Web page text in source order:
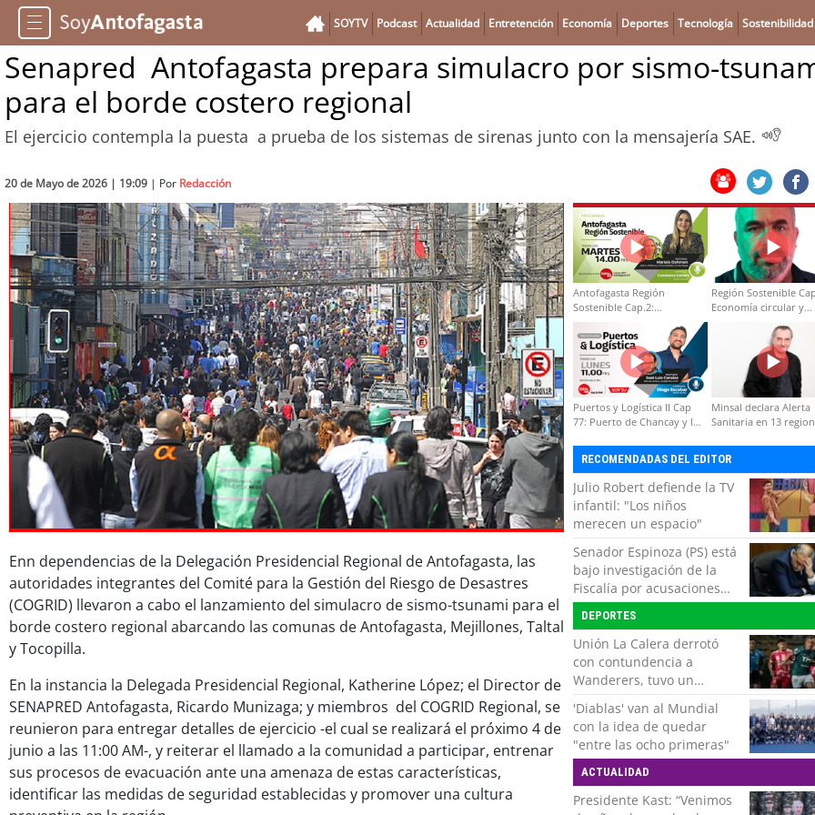
SOYTV Podcast Actualidad Entretención Economía Deportes Tecnología Sostenibilidad
Senapred Antofagasta prepara simulacro por sismo-
para el borde costero regional
El ejercicio contempla la puesta a prueba de los sistemas de sirenas junto con la mensajería SAE.
20 de Mayo de 2026 | 19:09 | Por Redacción
Enn dependencias de la Delegación Presidencial Regional de Antofagasta, las
autoridades integrantes del Comité para la Gestión del Riesgo de Desastres
(COGRID) llevaron a cabo el lanzamiento del simulacro de sismo-tsunami para el
borde costero regional abarcando las comunas de Antofagasta, Mejillones, Taltal
y Tocopilla.
En la instancia la Delegada Presidencial Regional, Katherine López; el Director de
SENAPRED Antofagasta, Ricardo Munizaga; y miembros del COGRID Regional, se
reunieron para entregar detalles de ejercicio -el cual se realizará el próximo 4 de
junio a las 11:00 AM-, y reiterar el llamado a la comunidad a participar, entrenar
sus procesos de evacuación ante una amenaza de estas características,
identificar las medidas de seguridad establecidas y promover una cultura
Antofagasta Región
Sostenible Cap.2:
Educación ambiental y
formación de capacidades
técnicas
Región Sostenible
Economía circular y
Puertos y Logística II Cap
77: Puerto de Chancay y la
Minsal declara Alerta
Sanitaria en 13
RECOMENDADAS DEL EDITOR
Julio Robert defiende la TV
infantil: "Los niños
merecen un espacio"
Senador Espinoza (PS) está
bajo investigación de la
Fiscalía por acusaciones
cruzadas de agresión con
su pareja
DEPORTES
Unión La Calera derrotó
con contundencia a
Wanderers, tuvo un
respiro y clasificó en Copa
Chile
'Diablas' van al Mundial
con la idea de quedar
"entre las ocho primeras"
ACTUALIDAD
Presidente Kast: “Venimos